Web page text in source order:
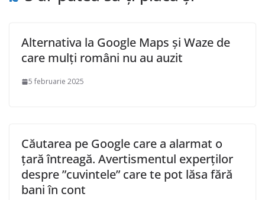
Alternativa la Google Maps și Waze de
care mulți români nu au auzit
5 februarie 2025
Căutarea pe Google care a alarmat o
țară întreagă. Avertismentul experților
despre ”cuvintele” care te pot lăsa fără
bani în cont